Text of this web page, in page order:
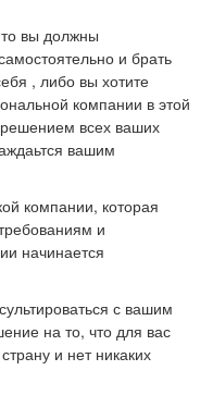
вы должны
и брать
, либо вы хотите
компании в этой
решением всех ваших
вашим
компании, которая
и
начинается
с вашим
на то, что для вас
и нет никаких